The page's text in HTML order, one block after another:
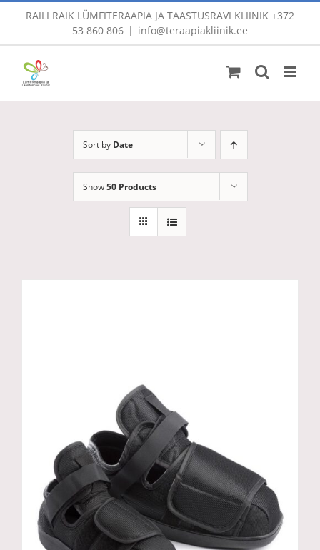
content
RAILI RAIK LÜMFITERAAPIA JA TAASTUSRAVI KLIINIK +372
53 860 806 | info@teraapiakliinik.ee
Sort by Date
Show50 Products